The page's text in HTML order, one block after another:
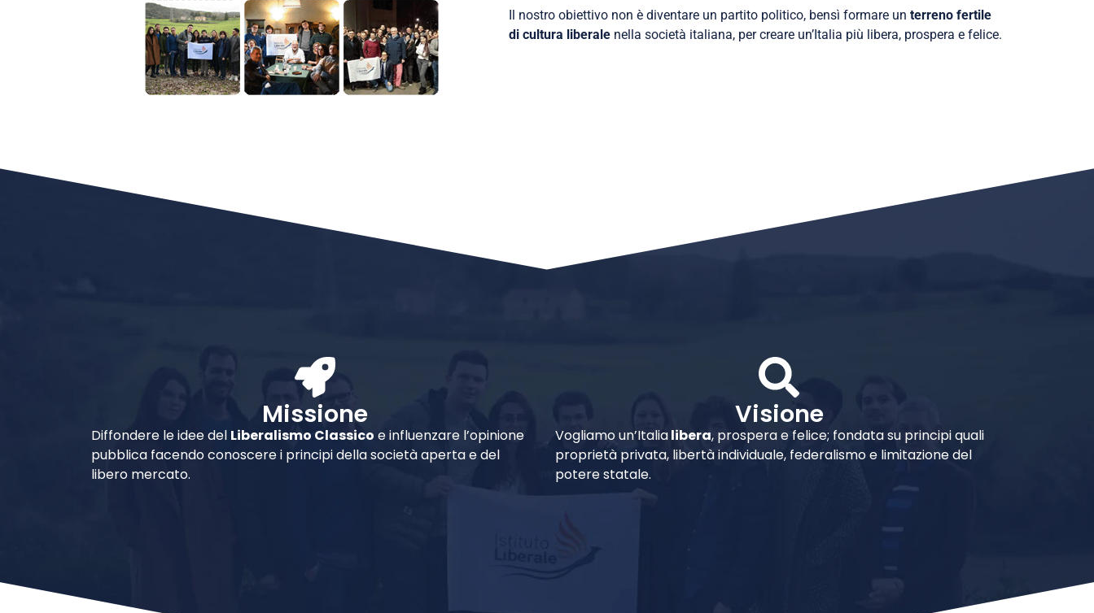
Il nostro obiettivo non è diventare un partito politico, bensì formare un terreno fertile
di cultura liberale nella società italiana, per creare un’Italia più libera, prospera e felice.
Missione
Diffondere le idee del Liberalismo Classico e influenzare l’opinione
pubblica facendo conoscere i principi della società aperta e del
libero mercato.
Visione
Vogliamo un’Italialibera, prospera e felice; fondata su principi quali
proprietà privata, libertà individuale, federalismo e limitazione del
potere statale.